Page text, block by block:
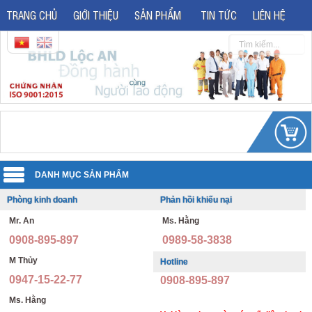
TRANG CHỦ GIỚI THIỆU SẢN PHẨM TIN TỨC LIÊN HỆ
Quần áo đồng phục
Đồng phục văn phòng
Đồng phục bảo vệ thông tư 08
Giày bảo hộ lao động
Giày bảo hộ nhập khẩu
Phòng kinh doanh
Mr. An
0908-895-897
M Thủy
0947-15-22-77
Ms. Hằng
Phản hồi khiếu nại
Ms. Hằng
0989-58-3838
Hotline
0908-895-897